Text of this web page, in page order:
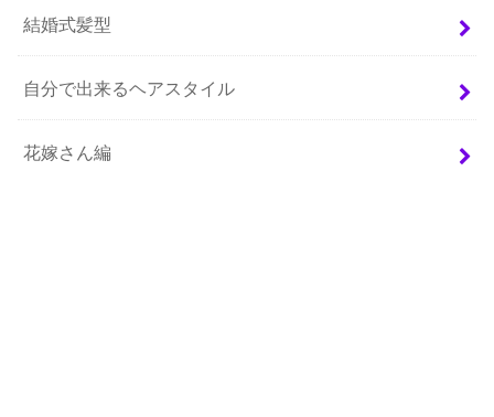
結婚式髪型
自分で出来るヘアスタイル
花嫁さん編